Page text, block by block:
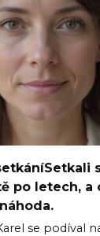
po letech, a
se podíval